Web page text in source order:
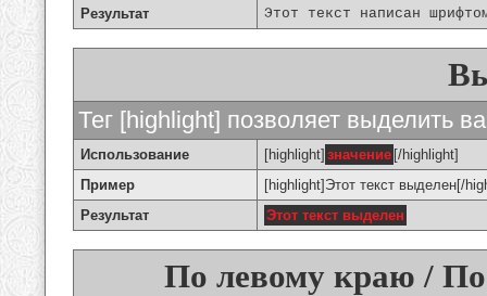
Результат
Этот текст написан
Тег [highlight] позволяет выделить
Использование [highlight] значение [/highlight]
Пример
[highlight]Этот текст выделен[/
Результат
Этот текст выделен
По левому краю /